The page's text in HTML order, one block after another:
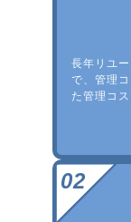
長年リユ
で、管理
た管理コ